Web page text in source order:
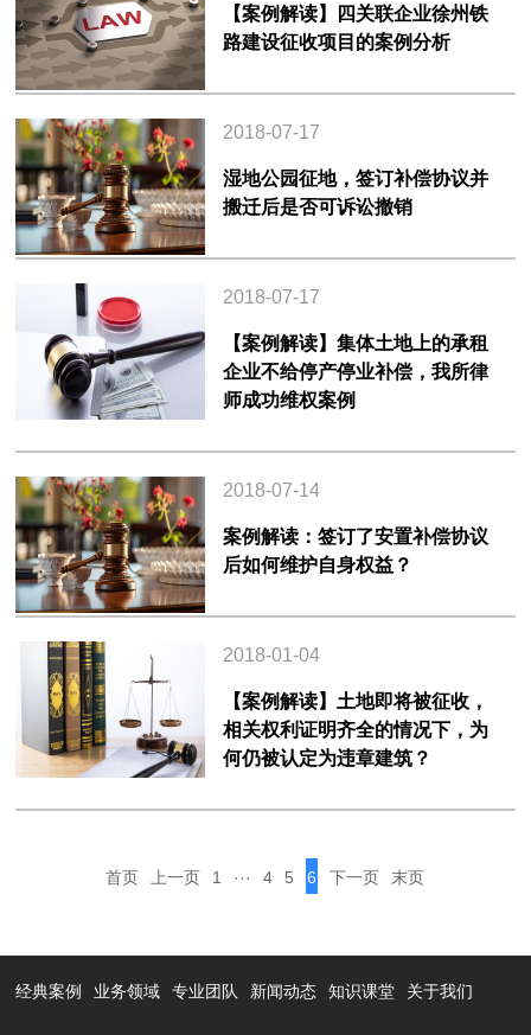
【案例解读】四关联企业徐州铁
路建设征收项目的案例分析
2018-07-17
湿地公园征地，签订补偿协议并
搬迁后是否可诉讼撤销
2018-07-17
【案例解读】集体土地上的承租
企业不给停产停业补偿，我所律
师成功维权案例
2018-07-14
案例解读：签订了安置补偿协议
后如何维护自身权益？
2018-01-04
【案例解读】土地即将被征收，
相关权利证明齐全的情况下，为
何仍被认定为违章建筑？
首页 上一页 1 ··· 4 5 6 下一页 末页
经典案例 业务领域 专业团队 新闻动态 知识课堂 关于我们